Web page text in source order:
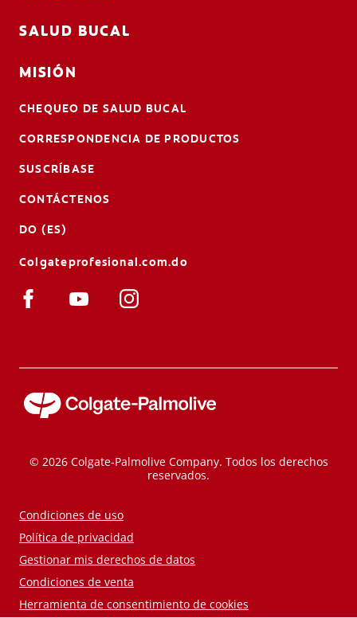
SALUD BUCAL
MISIÓN
CHEQUEO DE SALUD BUCAL
CORRESPONDENCIA DE PRODUCTOS
SUSCRÍBASE
CONTÁCTENOS
DO (ES)
Colgateprofesional.com.do
© 2026 Colgate-Palmolive Company. Todos los derechos
reservados.
Condiciones de uso
Política de privacidad
Gestionar mis derechos de datos
Condiciones de venta
Herramienta de consentimiento de cookies